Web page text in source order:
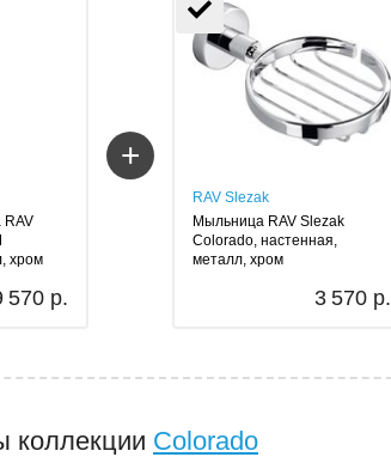
RAV
хром
570 р.
+
RAV Slezak
Мыльница RAV Slezak
Colorado, настенная,
металл, хром
3 570 р.
коллекции Colorado